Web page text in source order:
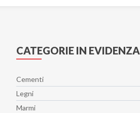
CATEGORIE IN EVIDENZA
Cementi
Legni
Marmi